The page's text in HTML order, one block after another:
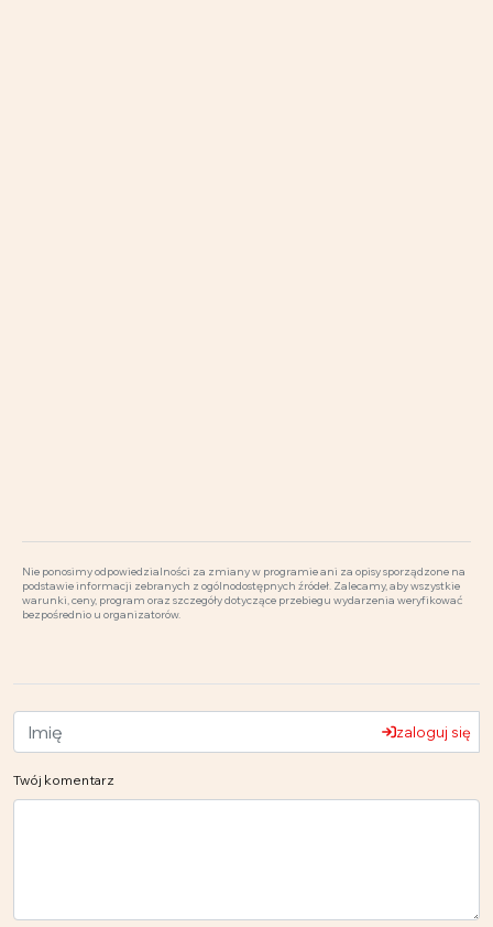
Nie ponosimy odpowiedzialności za zmiany w programie ani za opisy sporządzone na
podstawie informacji zebranych z ogólnodostępnych źródeł. Zalecamy, aby wszystkie
warunki, ceny, program oraz szczegóły dotyczące przebiegu wydarzenia weryfikować
bezpośrednio u organizatorów.
zaloguj się
Twój komentarz